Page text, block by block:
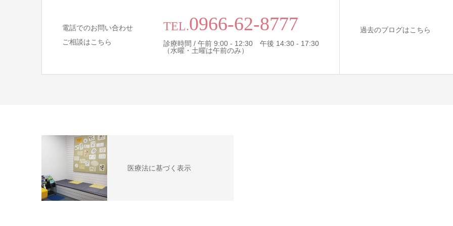
電話でのお問い合わせ
ご相談はこちら
TEL.0966-62-8777
診療時間 / 午前 9:00 - 12:30 午後 14:30 - 17:30
（水曜・土曜は午前のみ）
過去のブログはこちら
医療法に基づく表示